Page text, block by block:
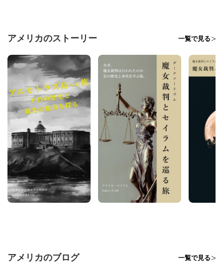
アメリカのストーリー 一覧で見る
アメリカのブログ 一覧で見る